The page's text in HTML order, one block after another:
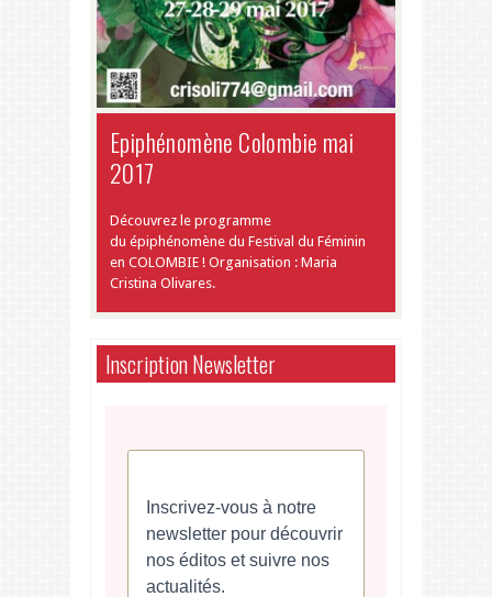
Epiphénomène Colombie mai
2017
Découvrez le programme
du épiphénomène du Festival du Féminin
en COLOMBIE ! Organisation : Maria
Cristina Olivares.
Inscription Newsletter